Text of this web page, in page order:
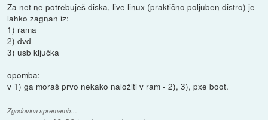
Za net ne potrebuješ diska, live linux (praktično poljuben distro) je
lahko zagnan iz:
1) rama
2) dvd
3) usb ključka
opomba:
v 1) ga moraš prvo nekako naložiti v ram - 2), 3), pxe boot.
Zgodovina sprememb…